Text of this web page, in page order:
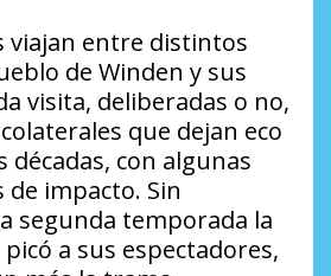
viajan entre distintos
de Winden y sus
visita, deliberadas o no,
que dejan eco
décadas, con algunas
de impacto. Sin
segunda temporada la
a sus espectadores,